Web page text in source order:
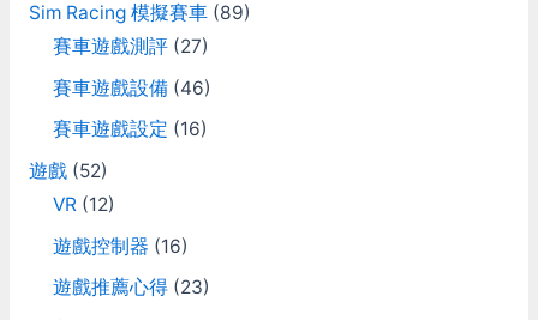
Sim Racing 模擬賽車(89)
賽車遊戲測評(27)
賽車遊戲設備(46)
賽車遊戲設定 (16)
遊戲(52)
VR(12)
遊戲控制器 (16)
遊戲推薦心得(23)